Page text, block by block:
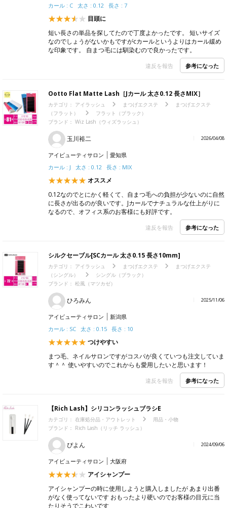
カール : C 太さ : 0.12 長さ : 7
目頭に
短い長さの単品を探してたので丁度よかったです。 短いサイズ
なのでしょうがないかもですがcカールというよりはカール緩め
な印象です。 自まつ毛には馴染むので良かったです。
違反を報告 参考になった
Ootto Flat Matte Lash［Jカール 太さ0.12 長さMIX］
カテゴリ： アイラッシュ まつげエクステ
まつげエクステ
（フラット）
フラット（ブラック）
ブランド： Wiz Lash（ウィズラッシュ）
玉川裕二 2026/04/08
アイビューティサロン
愛知県
カール : J 太さ : 0.12 長さ : MIX
オススメ
0.12なのでとにかく軽くて、自まつ毛への負担が少ないのに自然
に長さが出るのが良いです。Jカールでナチュラルな仕上がりに
なるので、オフィス系のお客様にも好評です。
違反を報告 参考になった
シルクセーブル[SCカール 太さ0.15 長さ10mm]
カテゴリ： アイラッシュ まつげエクステ
まつげエクステ
（シングル）
シングル（ブラック）
ブランド： 松風（マツカゼ）
ひろみん 2025/11/06
アイビューティサロン
新潟県
カール : SC 太さ : 0.15 長さ : 10
つけやすい
まつ毛、ネイルサロンですがコスパが良くていつも注文していま
す＾＾ 使いやすいのでこれからも愛用したいと思います！
違反を報告 参考になった
【Rich Lash】シリコンラッシュブラシE
カテゴリ： 在庫処分品・アウトレット
用品・小物
ブランド： Rich Lash（リッチ ラッシュ）
ぴよん 2024/09/06
アイビューティサロン 大阪府
アイシャンプー
アイシャンプーの時に使用しようと購入しましたが あまり出番
がなく使ってないです おもったより硬いのでお客様の目元に当
たりそうでこわいです